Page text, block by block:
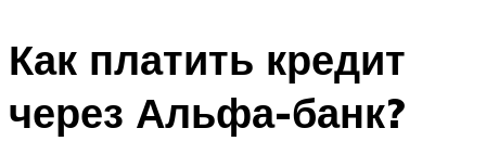
Как платить кредит
через Альфа-банк?